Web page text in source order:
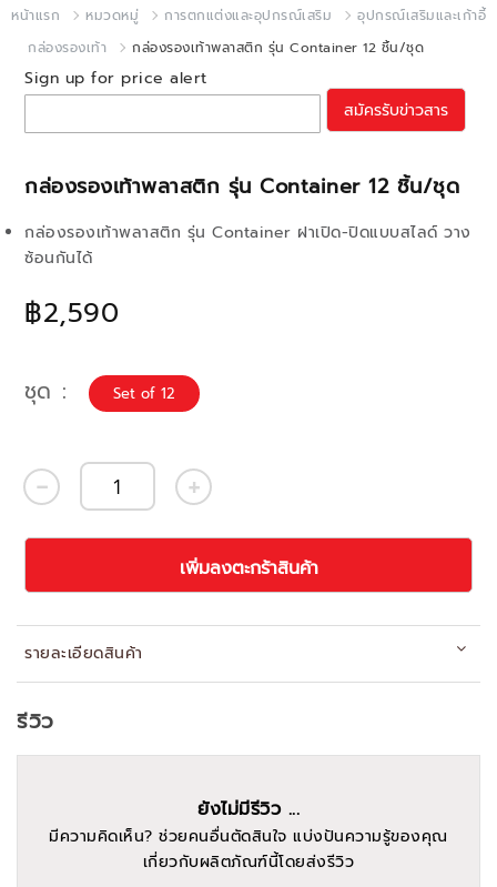
หน้าแรก หมวดหมู่ การตกแต่งและอุปกรณ์เสริม
อุปกรณ์เสริมและเก้าอี้
กล่องรองเท้า
กล่องรองเท้าพลาสติก รุ่น Container 12 ชิ้น/ชุด
กล่องรองเท้าพลาสติก รุ่น Container 12 ชิ้น/ชุด
฿2,590
กล่องรองเท้าพลาสติก รุ่น Container ฝาเปิด-ปิดแบบสไลด์ วาง
ซ้อนกันได้
Sign up for price alert
สมัครรับข่าวสาร
ชุด Set of 12
เพิ่มลงตะกร้าสินค้า
รายละเอียดสินค้า
รีวิว
ยังไม่มีรีวิว ...
มีความคิดเห็น? ช่วยคนอื่นตัดสินใจ แบ่งปันความรู้ของคุณ
เกี่ยวกับผลิตภัณฑ์นี้โดยส่งรีวิว